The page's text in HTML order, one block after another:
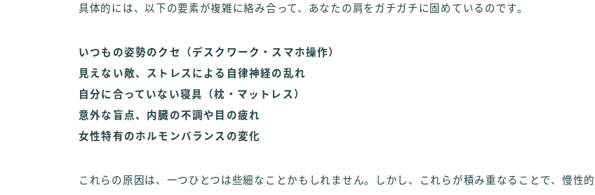
具体的には、以下の要素が複雑に絡み合って、あなたの肩をガチガチに固めているのです。
いつもの姿勢のクセ（デスクワーク・スマホ操作）
見えない敵、ストレスによる自律神経の乱れ
自分に合っていない寝具（枕・マットレス）
意外な盲点、内臓の不調や目の疲れ
女性特有のホルモンバランスの変化
これらの原因は、一つひとつは些細なことかもしれません。しかし、これらが積み重なることで、慢性的